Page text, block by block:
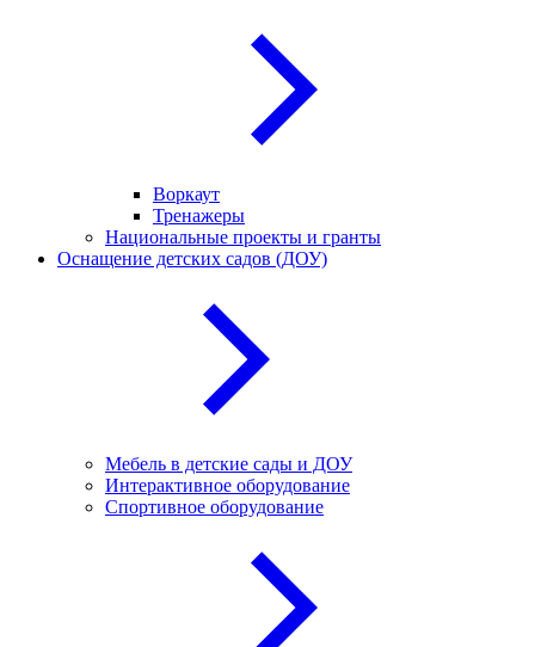
Воркаут
Тренажеры
Национальные проекты и гранты
Оснащение детских садов (ДОУ)
Мебель в детские сады и ДОУ
Интерактивное оборудование
Спортивное оборудование